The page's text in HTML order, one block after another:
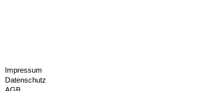
Impressum
Datenschutz